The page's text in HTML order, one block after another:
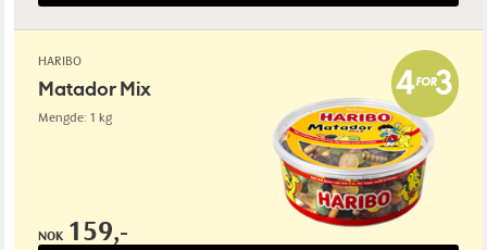
HARIBO
Matador Mix
Mengde: 1 kg
NOK 159,-